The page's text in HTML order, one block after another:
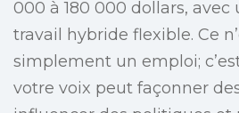
000 à 180 000 dollars, avec
travail hybride flexible. Ce
simplement un emploi;
votre voix peut façonner